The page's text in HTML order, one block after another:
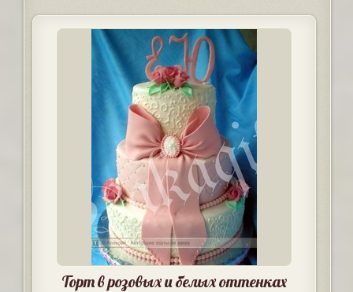
Торт в розовых и белых оттенках